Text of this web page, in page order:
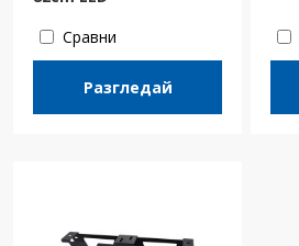
Сравни
Разгледай